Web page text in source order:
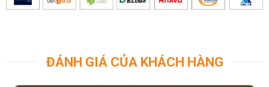
ĐÁNH GIÁ CỦA KHÁCH HÀNG